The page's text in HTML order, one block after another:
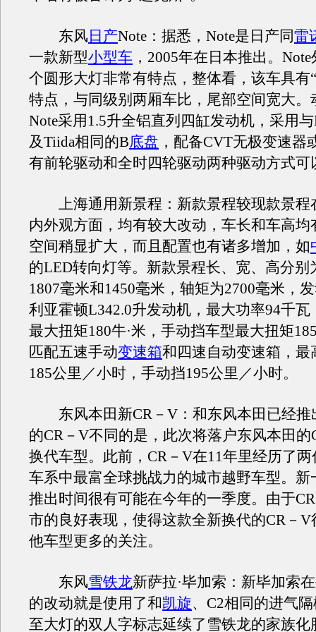
东风 日产Note：据悉，Note是日产同雷
一款新型小型车 ，2005年在日本推出。
个圆形大灯非常有特点，整体看，该车具有
特点，与同级别两厢车比，尾部空间宽大。
Note采用1.5升全铝直列四缸发动机，采用
及Tiida相同的B底盘 ，配备CVT无极变速器
有前轮驱动和全时四轮驱动两种驱动方式可
上海通用新景程：新款景程较现款景程
内外观方面，均有较大改动，车长和车高均
空间稍显扩大，而且配置也有诸多增加，如
的LED转向灯等。新款景程长、宽、高分别
1807毫米和1450毫米，轴矩为2700毫米，
利亚霍顿L342.0升发动机，最大功率94千瓦
最大扭矩180牛·米，手动挡车型最大扭矩
匹配五速手动变速箱和四速自动变速箱，最
185公里／小时，手动挡195公里／小时。
东风本田新CR－V：和东风本田已经推
的CR－V不同的是，此次将落户东风本田的
换代车型。此前，CR－V在11年里经历了
车系中最富全球挑战力的城市越野车型。新
推出时间很有可能在今年的一季度。由于
市的良好表现，使得这款全新换代的CR－
他车型更多的关注。
东风雪铁龙新萨拉·毕加索：新毕加索
的改动就是使用了和凯旋、C2相同的进气
至大灯的双人字标志延续了雪铁龙的家族化